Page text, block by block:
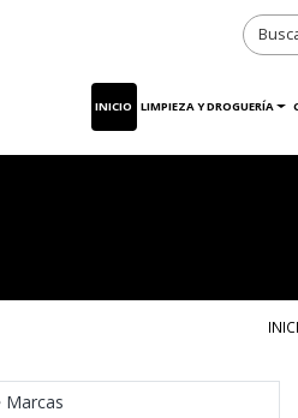
INICIO LIMPIEZA Y DROGUERÍA
Marcas